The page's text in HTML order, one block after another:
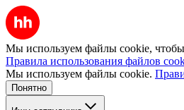
Мы используем файлы cookie, чтобы
Правила использования файлов
Мы используем файлы cookie.
Понятно